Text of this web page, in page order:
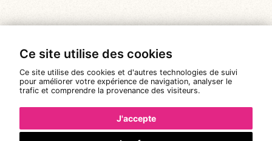
Ce site utilise des cookies
Ce site utilise des cookies et d'autres technologies de suivi
pour améliorer votre expérience de navigation, analyser le
trafic et comprendre la provenance des visiteurs.
J'accepte
© Tous droits réservés 2026 |
Le Baiser Salé
Mentions légales
Politique de confidentialité
Conditions Générales de Vente
Réalisation :Pixéine